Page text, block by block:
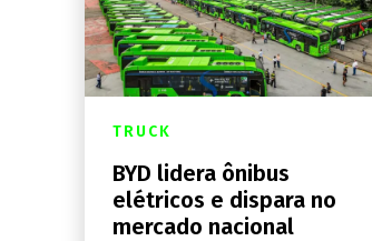
TRUCK
BYD lidera ônibus
elétricos e dispara no
mercado nacional